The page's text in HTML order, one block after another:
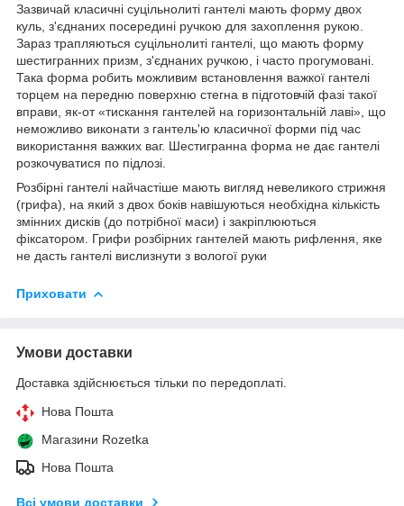
Зазвичай класичні суцільнолиті гантелі мають форму двох
куль, з'єднаних посередині ручкою для захоплення рукою.
Зараз трапляються суцільнолиті гантелі, що мають форму
шестигранних призм, з'єднаних ручкою, і часто прогумовані.
Така форма робить можливим встановлення важкої гантелі
торцем на передню поверхню стегна в підготовчій фазі такої
вправи, як-от «тискання гантелей на горизонтальній лаві», що
неможливо виконати з гантель'ю класичної форми під час
використання важких ваг. Шестигранна форма не дає гантелі
розкочуватися по підлозі.
Розбірні гантелі найчастіше мають вигляд невеликого стрижня
(грифа), на який з двох боків навішуються необхідна кількість
змінних дисків (до потрібної маси) і закріплюються
фіксатором. Грифи розбірних гантелей мають рифлення, яке
не дасть гантелі вислизнути з вологої руки
Приховати
Умови доставки
Доставка здійснюється тільки по передоплаті.
Нова Пошта
Магазини Rozetka
Нова Пошта
Всі умови доставки